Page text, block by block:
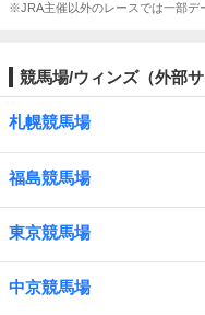
※JRA主催以外のレースでは一部デ
競馬場/ウィンズ（外部サ
札幌競馬場
福島競馬場
東京競馬場
中京競馬場